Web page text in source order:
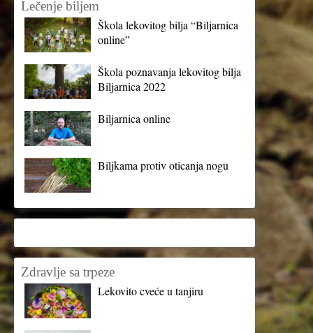
Lečenje biljem
Škola lekovitog bilja “Biljarnica
online”
Škola poznavanja lekovitog bilja
Biljarnica 2022
Biljarnica online
Biljkama protiv oticanja nogu
Zdravlje sa trpeze
Lekovito cveće u tanjiru